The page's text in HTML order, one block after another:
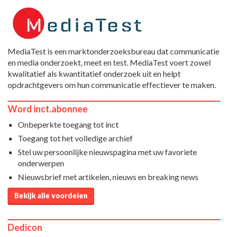
MediaTest is een marktonderzoeksbureau dat communicatie
en media onderzoekt, meet en test. MediaTest voert zowel
kwalitatief als kwantitatief onderzoek uit en helpt
opdrachtgevers om hun communicatie effectiever te maken.
Word inct.abonnee
Onbeperkte toegang tot inct
Toegang tot het volledige archief
Stel uw persoonlijke nieuwspagina met uw favoriete
onderwerpen
Nieuwsbrief met artikelen, nieuws en breaking news
Bekijk alle voordelen
Dedicon